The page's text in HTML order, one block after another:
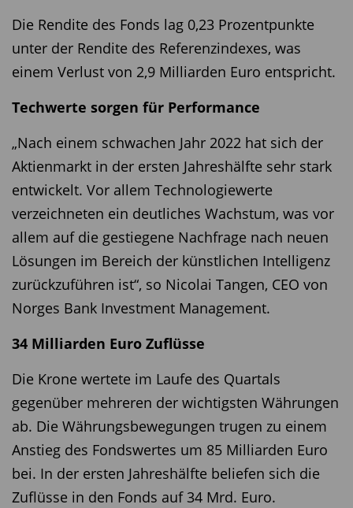
Die Rendite des Fonds lag 0,23 Prozentpunkte
unter der Rendite des Referenzindexes, was
einem Verlust von 2,9 Milliarden Euro entspricht.
Techwerte sorgen für Performance
„Nach einem schwachen Jahr 2022 hat sich der
Aktienmarkt in der ersten Jahreshälfte sehr stark
entwickelt. Vor allem Technologiewerte
verzeichneten ein deutliches Wachstum, was vor
allem auf die gestiegene Nachfrage nach neuen
Lösungen im Bereich der künstlichen Intelligenz
zurückzuführen ist“, so Nicolai Tangen, CEO von
Norges Bank Investment Management.
34 Milliarden Euro Zuflüsse
Die Krone wertete im Laufe des Quartals
gegenüber mehreren der wichtigsten Währungen
ab. Die Währungsbewegungen trugen zu einem
Anstieg des Fondswertes um 85 Milliarden Euro
bei. In der ersten Jahreshälfte beliefen sich die
Zuflüsse in den Fonds auf 34 Mrd. Euro.